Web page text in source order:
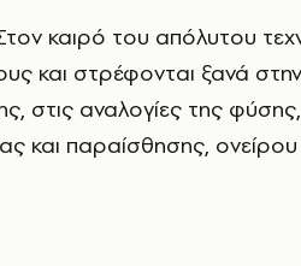
καιρό του απόλυτου
και στρέφονται ξανά
στις αναλογίες της
και παραίσθησης,